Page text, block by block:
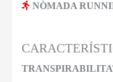
NÒMADA